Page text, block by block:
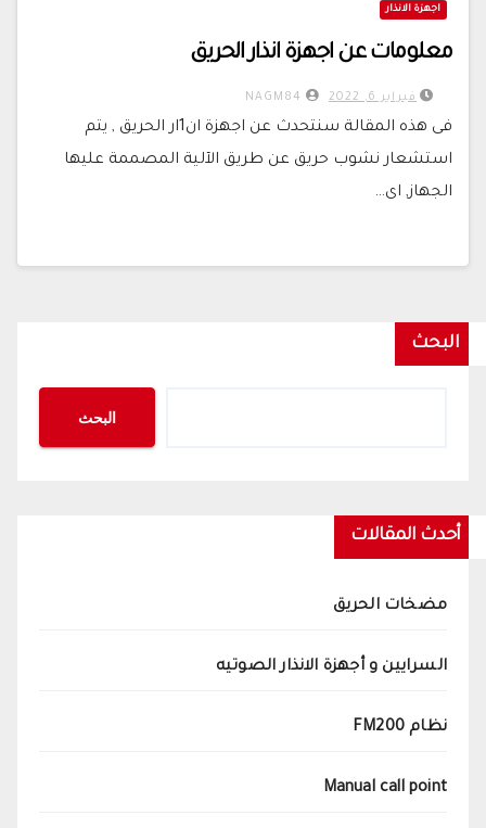
اجهزة الانذار
معلومات عن اجهزة انذار الحريق
فبراير 6, 2022
فى هذه المقالة سنتحدث عن اجهزة ان1ار الحريق , يتم
استشعار نشوب حريق عن طريق الآلية المصممة عليها
الجهاز, اى…
البحث
البحث
أحدث المقالات
مضخات الحريق
السرايين و أجهزة الانذار الصوتيه
نظام FM200
Manual call point